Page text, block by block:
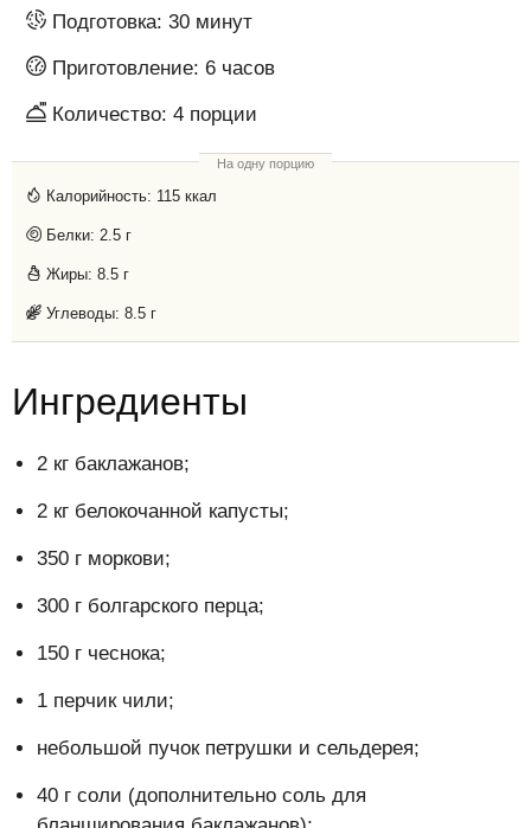
Подготовка: 30 минут
Приготовление: 6 часов
Количество: 4 порции
На одну порцию
Калорийность: 115 ккал
Белки: 2.5 г
Жиры: 8.5 г
Углеводы: 8.5 г
Ингредиенты
2 кг баклажанов;
2 кг белокочанной капусты;
350 г моркови;
300 г болгарского перца;
150 г чеснока;
1 перчик чили;
небольшой пучок петрушки и сельдерея;
40 г соли (дополнительно соль для